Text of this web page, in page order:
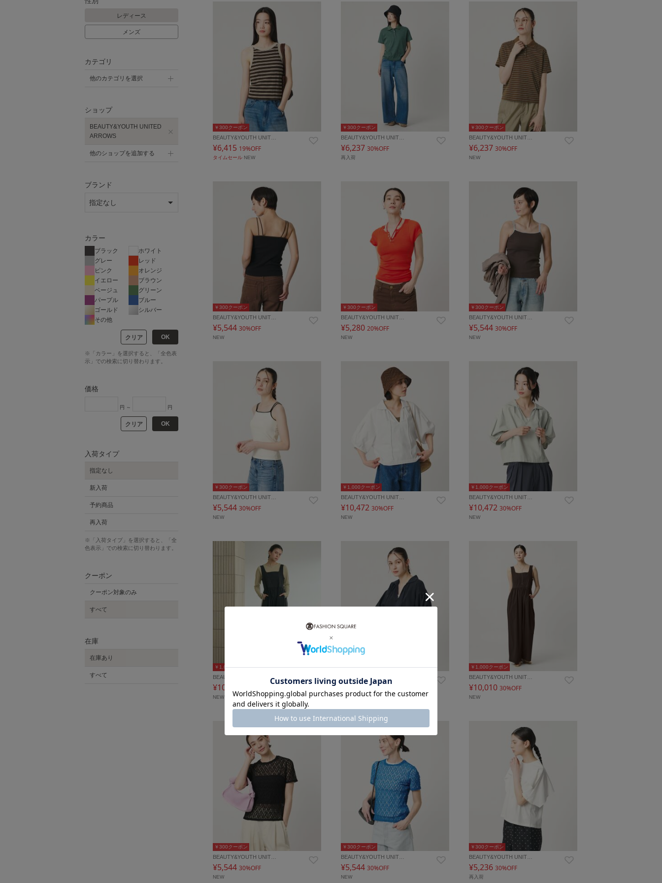
￥300クーポン
BEAUTY&YOUTH UNIT…
¥6,415 19%OFF
タイムセール NEW
￥300クーポン
BEAUTY&YOUTH UNIT…
¥6,237 30%OFF
再入荷
￥300クーポン
BEAUTY&YOUTH UNIT…
¥6,237 30%OFF
NEW
￥300クーポン
BEAUTY&YOUTH UNIT…
¥5,544 30%OFF
NEW
￥300クーポン
BEAUTY&YOUTH UNIT…
¥5,280 20%OFF
NEW
￥300クーポン
BEAUTY&YOUTH UNIT…
¥5,544 30%OFF
NEW
￥300クーポン
BEAUTY&YOUTH UNIT…
¥5,544 30%OFF
NEW
￥1,000クーポン
BEAUTY&YOUTH UNIT…
¥10,472 30%OFF
NEW
￥1,000クーポン
BEAUTY&YOUTH UNIT…
¥10,472 30%OFF
NEW
￥1,000クーポン
BEAUTY&YOUTH UNIT…
¥10,010
NEW
￥1,000クーポン
BEAUTY&YOUTH UNIT…
¥10,47230%OFF
NEW
￥1,000クーポン
BEAUTY&YOUTH UNIT…
¥10,010 30%OFF
NEW
￥300クーポン
BEAUTY&YOUTH UNIT…
¥5,544 30%OFF
NEW
￥300クーポン
BEAUTY&YOUTH UNIT…
¥5,544 30%OFF
NEW
￥300クーポン
BEAUTY&YOUTH UNIT…
¥5,236 30%OFF
再入荷
レディース
メンズ
カテゴリ
他のカテゴリを選択
ショップ
BEAUTY&YOUTH UNITED
ARROWS
他のショップを追加する
ブランド
カラー
ブラック
ホワイト
グレー
レッド
ピンク
オレンジ
イエロー
ブラウン
ベージュ
グリーン
パープル
ブルー
ゴールド
シルバー
その他
クリア OK
※「カラー」を選択すると、「全色表
示」での検索に切り替わります。
価格
円 ～ 円
クリア OK
入荷タイプ
指定なし
新入荷
予約商品
再入荷
※「入荷タイプ」を選択すると、「全
色表示」での検索に切り替わります。
クーポン
クーポン対象のみ
すべて
在庫
在庫あり
すべて